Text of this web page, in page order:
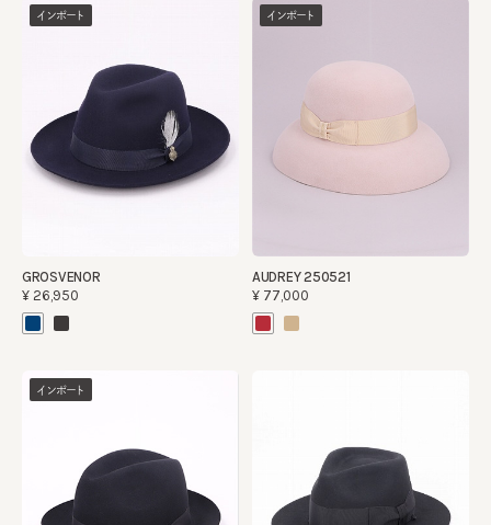
インポート
GROSVENOR
¥26,950
インポート
AUDREY 250521
¥77,000
インポート